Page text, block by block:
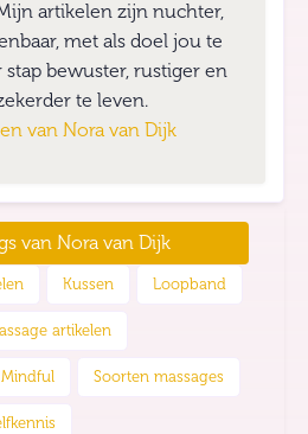
artikelen zijn nuchter,
met als doel jou te
bewuster, rustiger en
te leven.
van Nora van Dijk
van Nora van Dijk
Kussen Loopband
artikelen
Mindful Soorten massages